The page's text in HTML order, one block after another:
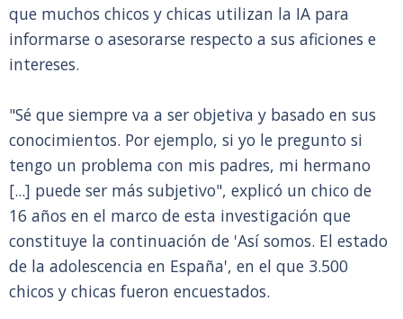
que muchos chicos y chicas utilizan la IA para
informarse o asesorarse respecto a sus aficiones e
intereses.
"Sé que siempre va a ser objetiva y basado en sus
conocimientos. Por ejemplo, si yo le pregunto si
tengo un problema con mis padres, mi hermano
[...] puede ser más subjetivo", explicó un chico de
16 años en el marco de esta investigación que
constituye la continuación de 'Así somos. El estado
de la adolescencia en España', en el que 3.500
chicos y chicas fueron encuestados.